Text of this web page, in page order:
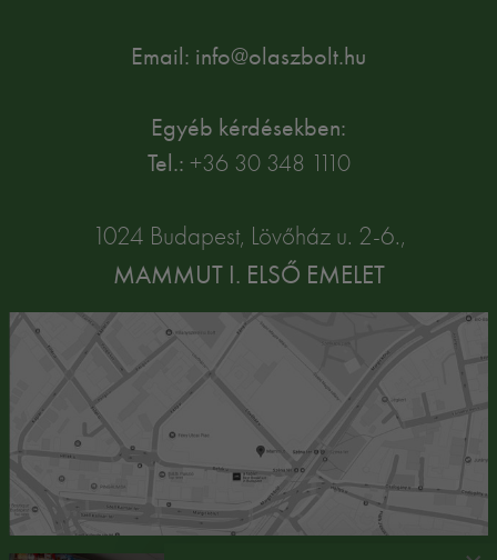
Email: info@olaszbolt.hu
Egyéb kérdésekben:
Tel.: +36 30 348 1110
1024 Budapest, Lövőház u. 2-6.,
MAMMUT I. ELSŐ EMELET